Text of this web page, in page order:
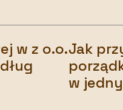
w z o.o.Jak
w